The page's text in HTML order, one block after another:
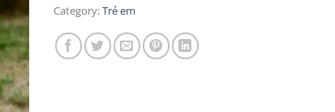
Category:Trẻ em